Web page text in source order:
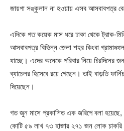
জায়গা সঙ্কুলান না হওয়ায় এসব আসবাবপত্র
এদিকে গত কয়েক মাস ধরে ঢাকা থেকে ট্রাক-
আসবাবপত্র বিভিন্ন জেলা শহর কিংবা
যাচ্ছে। এদের অনেকে পরিবার নিয়ে চিরদিনের
ব্যাচেলর হিসেবে রয়ে গেছেন। তাই বাড়তি
দিয়েছেন।
গত জুন মাসে প্রকাশিত এক জরিপে বলা হয়েছে,
কোটি ৫৯ লাখ ৭৩ হাজার ২৭১ জন লোক চাকরি